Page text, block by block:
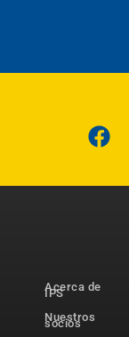
Acerca de
IPS
Nuestros
socios